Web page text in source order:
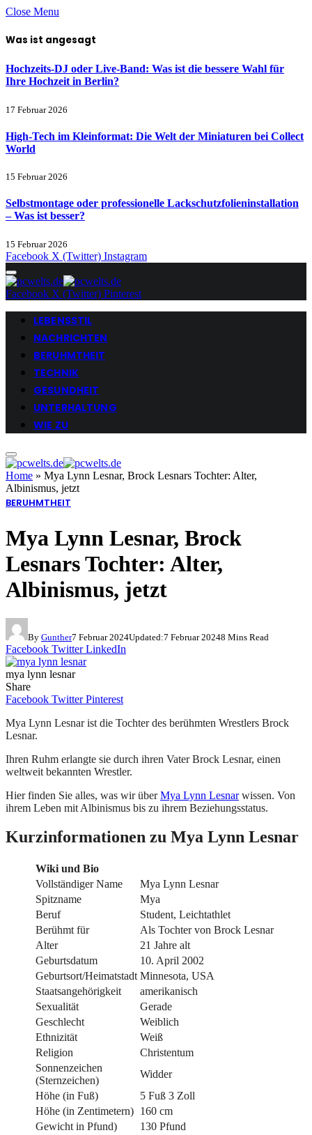
Close Menu
Was ist angesagt
Hochzeits-DJ oder Live-Band: Was ist die bessere Wahl für
Ihre Hochzeit in Berlin?
17 Februar 2026
High-Tech im Kleinformat: Die Welt der Miniaturen bei Collect
World
15 Februar 2026
Selbstmontage oder professionelle Lackschutzfolieninstallation
– Was ist besser?
15 Februar 2026
Facebook X (Twitter) Instagram
Facebook X (Twitter) Pinterest
LEBENSSTIL
NACHRICHTEN
BERUHMTHEIT
TECHNIK
GESUNDHEIT
UNTERHALTUNG
WIE ZU
Home » Mya Lynn Lesnar, Brock Lesnars Tochter: Alter,
Albinismus, jetzt
BERUHMTHEIT
Mya Lynn Lesnar, Brock
Lesnars Tochter: Alter,
Albinismus, jetzt
By Gunther7 Februar 2024Updated:7 Februar 20248 Mins Read
Facebook Twitter LinkedIn
mya lynn lesnar
Share
Facebook Twitter Pinterest
Mya Lynn Lesnar ist die Tochter des berühmten Wrestlers Brock
Lesnar.
Ihren Ruhm erlangte sie durch ihren Vater Brock Lesnar, einen
weltweit bekannten Wrestler.
Hier finden Sie alles, was wir überMya Lynn Lesnarwissen. Von
ihrem Leben mit Albinismus bis zu ihrem Beziehungsstatus.
Kurzinformationen zu Mya Lynn Lesnar
Wiki und Bio
Vollständiger Name
Mya Lynn Lesnar
Spitzname
Mya
Beruf
Student, Leichtathlet
Berühmt für
Als Tochter von Brock Lesnar
Alter
21 Jahre alt
Geburtsdatum
10. April 2002
Geburtsort/Heimatstadt Minnesota, USA
Staatsangehörigkeit
amerikanisch
Sexualität
Gerade
Geschlecht
Weiblich
Ethnizität
Weiß
Religion
Christentum
Sonnenzeichen
(Sternzeichen)
Widder
Höhe (in Fuß)
5 Fuß 3 Zoll
Höhe (in Zentimetern) 160 cm
Gewicht in Pfund)
130 Pfund